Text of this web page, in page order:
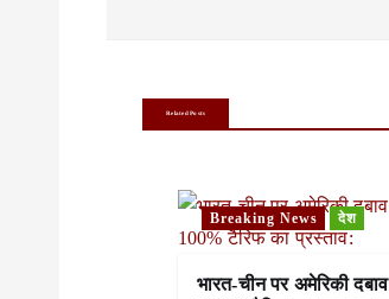
Related Posts
Breaking News देश
भारत-चीन पर अमेरिकी